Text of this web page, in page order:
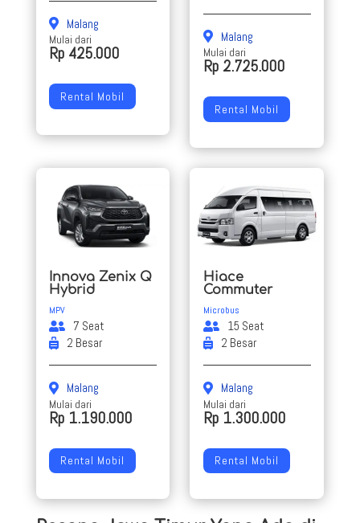
Malang
Mulai dari
Rp 425.000
Rental Mobil
Malang
Mulai dari
Rp 2.725.000
Rental Mobil
Innova Zenix Q
Hybrid
MPV
7 Seat
2 Besar
Malang
Mulai dari
Rp 1.190.000
Rental Mobil
Hiace
Commuter
Microbus
15 Seat
2 Besar
Malang
Mulai dari
Rp 1.300.000
Rental Mobil